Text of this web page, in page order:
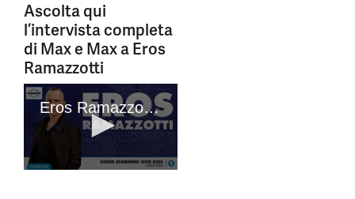
Ascolta qui
l’intervista completa
di Max e Max a Eros
Ramazzotti